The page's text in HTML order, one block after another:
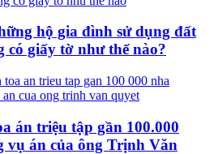
hộ gia đình sử dụng đất
có giấy tờ như thế nào?
án triệu tập gần 100.000
vụ án của ông Trịnh Văn